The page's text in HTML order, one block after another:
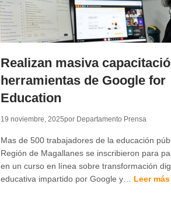
Realizan masiva
herramientas de Google for
Education
19 noviembre, 2025por Departamento Prensa
Mas de 500 trabajadores de la educación
Región de Magallanes se inscribieron para
en un curso en línea sobre transformación
educativa impartido por Google y… Leer más